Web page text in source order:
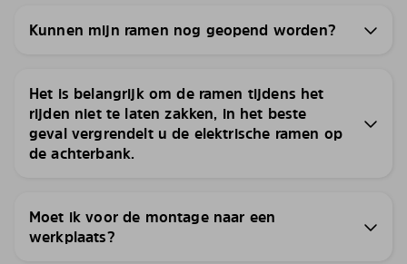
Kunnen mijn ramen nog geopend worden?
Het is belangrijk om de ramen tijdens het
rijden niet te laten zakken, in het beste
geval vergrendelt u de elektrische ramen op
de achterbank.
Moet ik voor de montage naar een
werkplaats?